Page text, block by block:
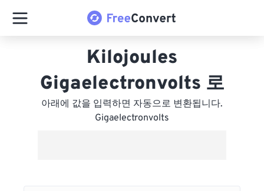
Kilojoules
Gigaelectronvolts 로
아래에 값을 입력하면 자동으로 변환됩니다.
Gigaelectronvolts